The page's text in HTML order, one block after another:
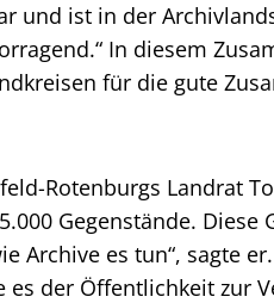
und ist in der
In diesem
für die gute
Rotenburgs Landrat
Gegenstände. Diese
Archive es tun“, sagte
der Öffentlichkeit zur